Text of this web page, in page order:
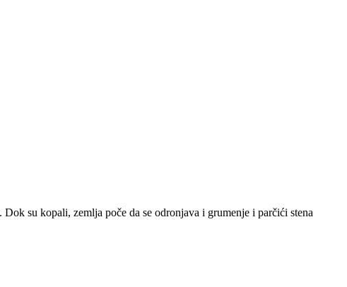
su kopali, zemlja poče da se odronjava i grumenje i parčići stena